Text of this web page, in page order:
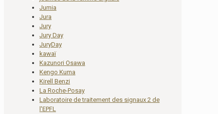
Jumia
Jura
Jury
Jury Day
JuryDay
kawaï
Kazunori Osawa
Kengo Kuma
Kirell Benzi
La Roche-Posay
Laboratoire de traitement des signaux 2 de
l'EPFL